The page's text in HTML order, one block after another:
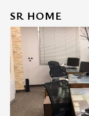
SR HOME